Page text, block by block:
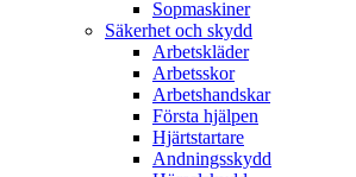
Sopmaskiner
Säkerhet och skydd
Arbetskläder
Arbetsskor
Arbetshandskar
Första hjälpen
Hjärtstartare
Andningsskydd